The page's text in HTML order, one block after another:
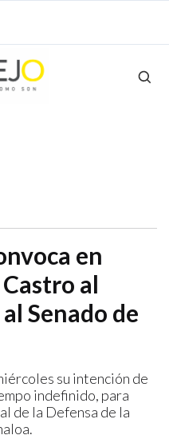
en
al
Senado de
su intención de
indefinido, para
de la Defensa de la